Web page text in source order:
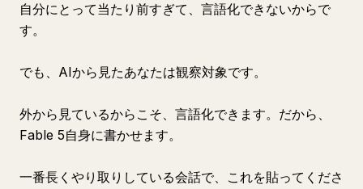
自分にとって当たり前すぎて、言語化できないからで
す。
でも、AIから見たあなたは観察対象です。
外から見ているからこそ、言語化できます。だから、
Fable 5自身に書かせます。
一番長くやり取りしている会話で、これを貼ってくださ